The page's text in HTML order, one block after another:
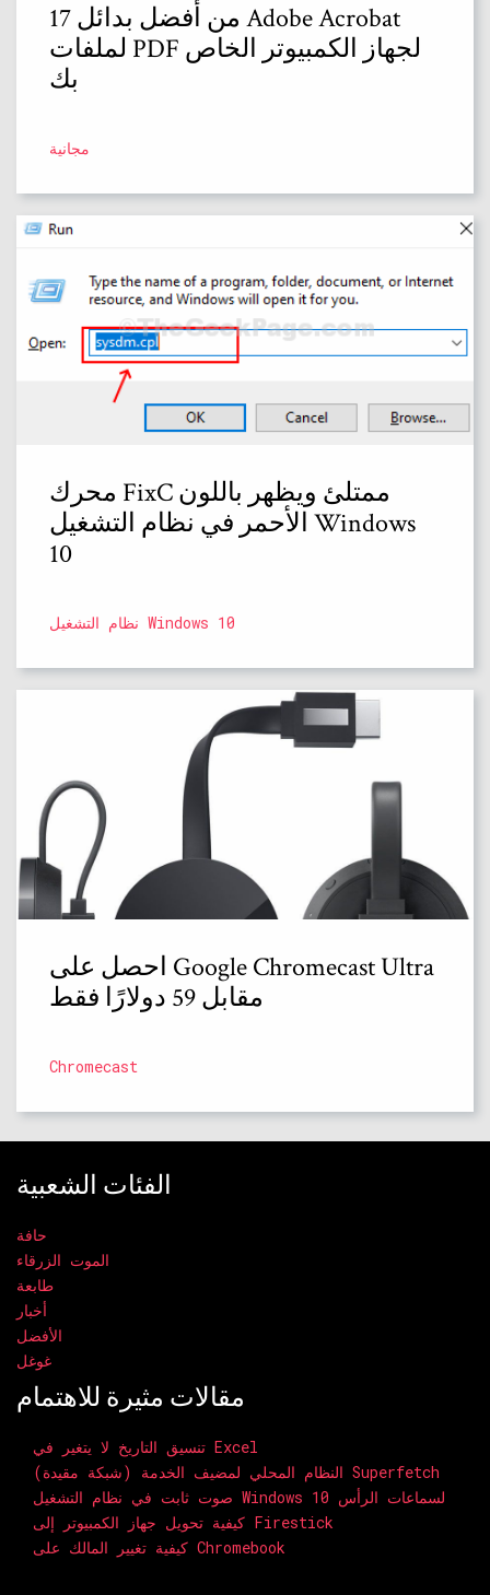
17 من أفضل بدائل Adobe Acrobat
لملفات PDF لجهاز الكمبيوتر الخاص
بك
مجانية
محرك FixC ممتلئ ويظهر باللون
الأحمر في نظام التشغيل Windows
10
نظام التشغيل Windows 10
احصل على Google Chromecast Ultra
مقابل 59 دولارًا فقط
Chromecast
الفئات الشعبية
حافة
الموت الزرقاء
طابعة
أخبار
الأفضل
غوغل
مقالات مثيرة للاهتمام
تنسيق التاريخ لا يتغير في Excel
النظام المحلي لمضيف الخدمة (شبكة مقيدة) Superfetch
صوت ثابت في نظام التشغيل Windows 10 لسماعات الرأس
كيفية تحويل جهاز الكمبيوتر إلى Firestick
كيفية تغيير المالك على Chromebook